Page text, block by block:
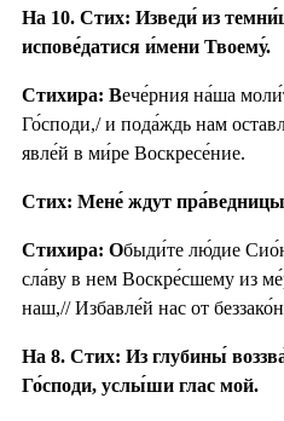
На 10. Стих: Изведи́ из
испове́датися и́мени Твоему́.
Стихира: Вече́рния на́ша
Го́споди,/ и пода́ждь нам
явле́й в ми́ре Воскресе́ние.
Стих: Мене́ ждут
Стихира: Обыди́те лю́дие
сла́ву в нем Воскре́сшему из
наш,// Избавле́й нас от
На 8. Стих: Из глубины́
Го́споди, услы́ши глас мой.